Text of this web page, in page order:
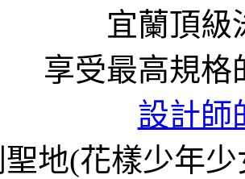
宜蘭頂
享受最高規格
設計師
地(花樣少年